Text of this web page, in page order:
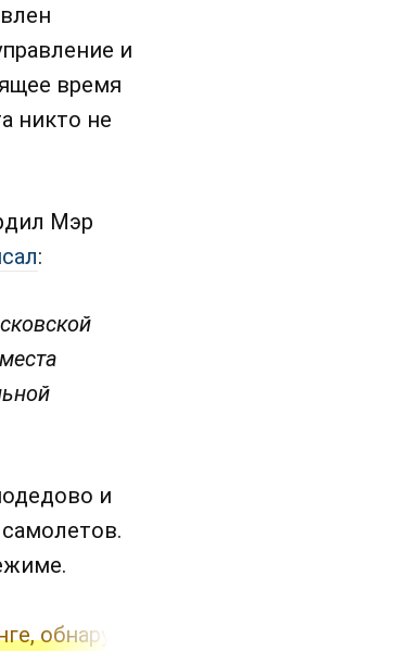
и
время
никто не
Мэр
:
и
обнаружен наркотический препарат